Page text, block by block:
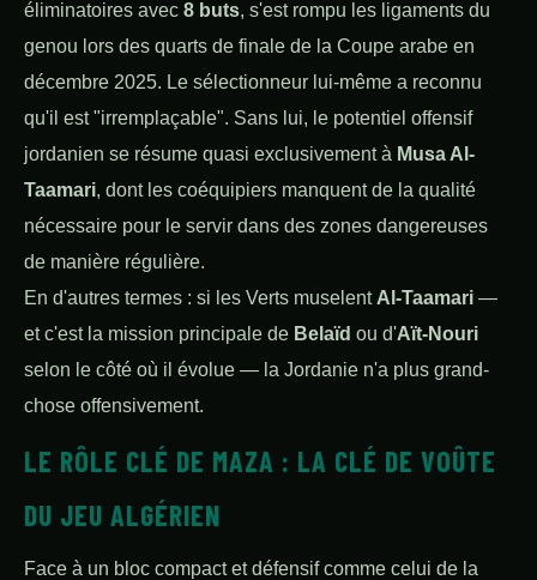
éliminatoires avec 8 buts, s'est rompu les ligaments du
genou lors des quarts de finale de la Coupe arabe en
décembre 2025. Le sélectionneur lui-même a reconnu
qu'il est "irremplaçable". Sans lui, le potentiel offensif
jordanien se résume quasi exclusivement à Musa Al-
Taamari, dont les coéquipiers manquent de la qualité
nécessaire pour le servir dans des zones dangereuses
de manière régulière.
En d'autres termes : si les Verts muselent Al-Taamari —
et c'est la mission principale de Belaïd ou d'Aït-Nouri
selon le côté où il évolue — la Jordanie n'a plus grand-
chose offensivement.
LE RÔLE CLÉ DE MAZA : LA CLÉ DE VOÛTE
DU JEU ALGÉRIEN
Face à un bloc compact et défensif comme celui de la